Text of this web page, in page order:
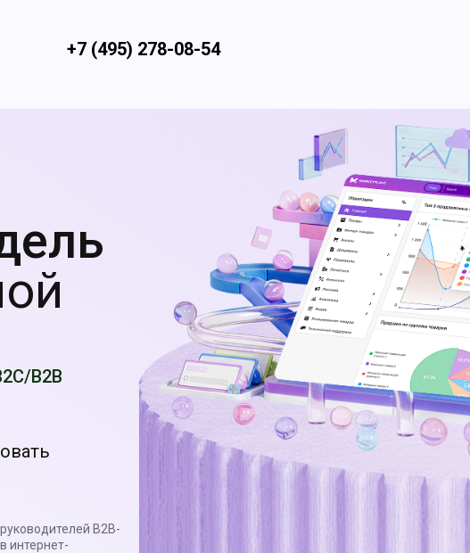
+7 (495) 278-08-54
B2B
B2B-
интернет-